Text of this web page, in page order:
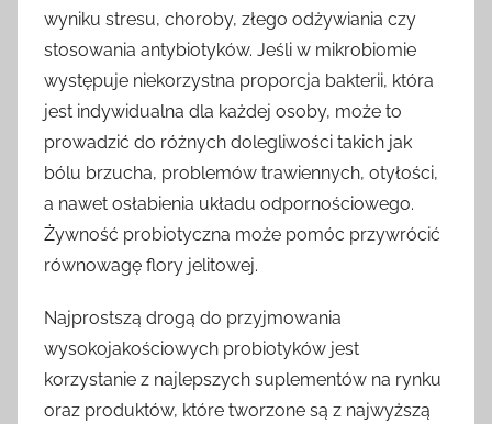
wyniku stresu, choroby, złego odżywiania czy
stosowania antybiotyków. Jeśli w mikrobiomie
występuje niekorzystna proporcja bakterii, która
jest indywidualna dla każdej osoby, może to
prowadzić do różnych dolegliwości takich jak
bólu brzucha, problemów trawiennych, otyłości,
a nawet osłabienia układu odpornościowego.
Żywność probiotyczna może pomóc przywrócić
równowagę flory jelitowej.
Najprostszą drogą do przyjmowania
wysokojakościowych probiotyków jest
korzystanie z najlepszych suplementów na rynku
oraz produktów, które tworzone są z najwyższą